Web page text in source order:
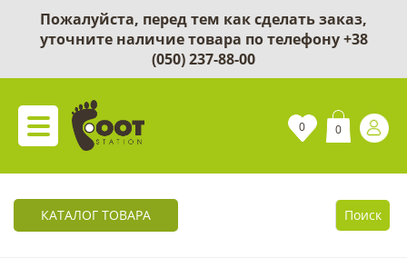
Пожалуйста, перед тем как сделать заказ,
уточните наличие товара по телефону+38
(050) 237-88-00
0 0
КАТАЛОГ ТОВАРА Поиск